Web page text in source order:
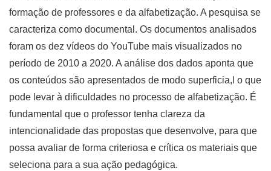
formação de professores e da alfabetização. A pesquisa se
caracteriza como documental. Os documentos analisados
foram os dez vídeos do YouTube mais visualizados no
período de 2010 a 2020. A análise dos dados aponta que
os conteúdos são apresentados de modo superficia,l o que
pode levar à dificuldades no processo de alfabetização. É
fundamental que o professor tenha clareza da
intencionalidade das propostas que desenvolve, para que
possa avaliar de forma criteriosa e crítica os materiais que
seleciona para a sua ação pedagógica.